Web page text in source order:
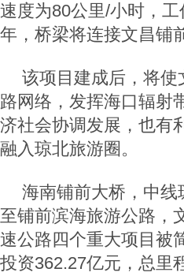
速度为80公里/小时，
年，桥梁将连接文昌铺
该项目建成后，将
路网络，发挥海口辐射
济社会协调发展，也有
融入琼北旅游圈。
海南铺前大桥，中
至铺前滨海旅游公路，
速公路四个重大项目被
投资362.27亿元，总里